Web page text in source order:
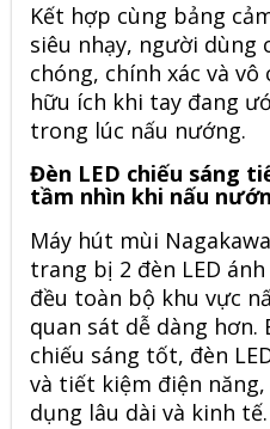
Kết hợp cùng bảng
siêu nhạy, người dùng
chóng, chính xác và
hữu ích khi tay đang
trong lúc nấu nướng.
Đèn LED chiếu sáng
tầm nhìn khi nấu
Máy hút mùi
trang bị 2 đèn LED
đều toàn bộ khu vực
quan sát dễ dàng hơn.
chiếu sáng tốt, đèn
và tiết kiệm điện
dụng lâu dài và kinh tế.